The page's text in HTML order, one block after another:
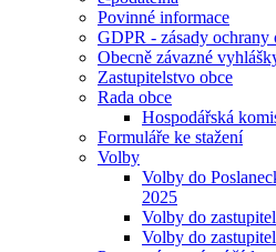
Povinné informace
GDPR - zásady ochrany
Obecně závazné
Zastupitelstvo obce
Rada obce
Hospodářská
Formuláře ke stažení
Volby
Volby do
2025
Volby do
Volby do